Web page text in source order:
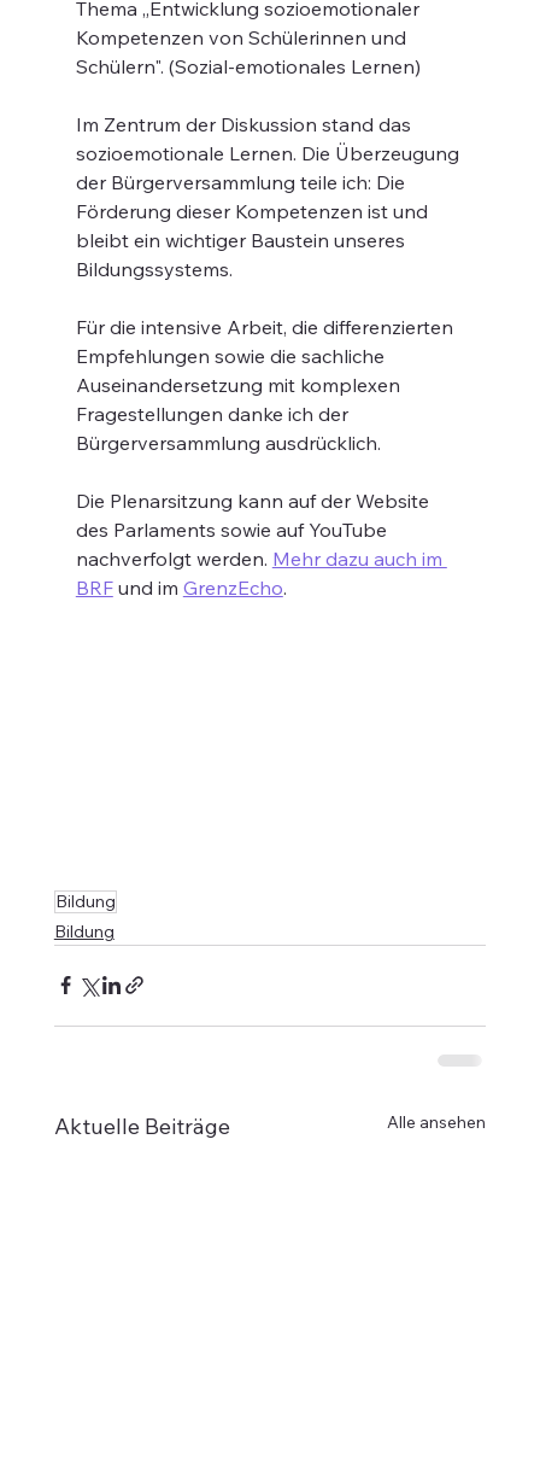
Thema „Entwicklung sozioemotionaler
Kompetenzen von Schülerinnen und
Schülern". (Sozial-emotionales Lernen)
Im Zentrum der Diskussion stand das
sozioemotionale Lernen. Die Überzeugung
der Bürgerversammlung teile ich: Die
Förderung dieser Kompetenzen ist und
bleibt ein wichtiger Baustein unseres
Bildungssystems.
Für die intensive Arbeit, die differenzierten
Empfehlungen sowie die sachliche
Auseinandersetzung mit komplexen
Fragestellungen danke ich der
Bürgerversammlung ausdrücklich.
Die Plenarsitzung kann auf der Website
des Parlaments sowie auf YouTube
nachverfolgt werden. Mehr dazu auch im
BRF und im GrenzEcho.
Bildung
Bildung
Aktuelle Beiträge Alle ansehen